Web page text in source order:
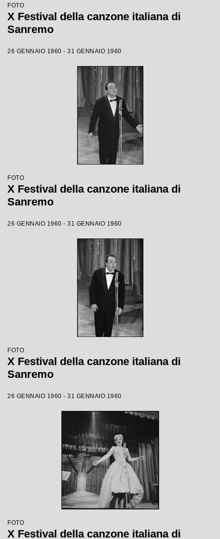
FOTO
X Festival della canzone italiana di
Sanremo
26 GENNAIO 1960 - 31 GENNAIO 1960
FOTO
X Festival della canzone italiana di
Sanremo
26 GENNAIO 1960 - 31 GENNAIO 1960
FOTO
X Festival della canzone italiana di
Sanremo
26 GENNAIO 1960 - 31 GENNAIO 1960
FOTO
X Festival della canzone italiana di